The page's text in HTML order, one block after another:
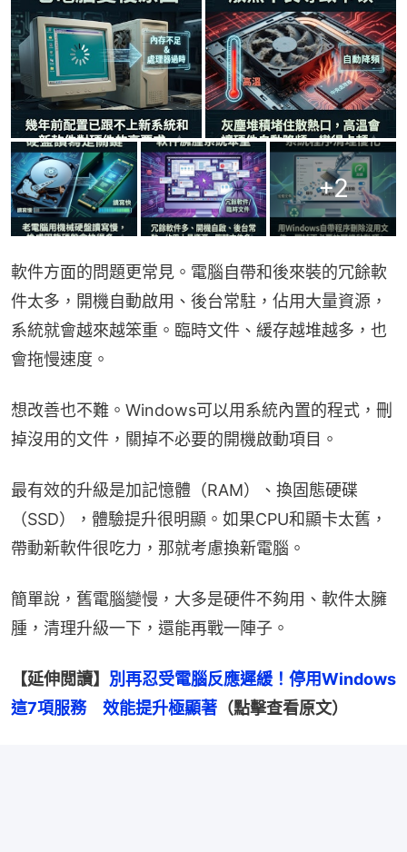
+2
軟件方面的問題更常見。電腦自帶和後來裝的冗餘軟
件太多，開機自動啟用、後台常駐，佔用大量資源，
系統就會越來越笨重。臨時文件、緩存越堆越多，也
會拖慢速度。
想改善也不難。Windows可以用系統內置的程式，刪
掉沒用的文件，關掉不必要的開機啟動項目。
最有效的升級是加記憶體（RAM）、換固態硬碟
（SSD），體驗提升很明顯。如果CPU和顯卡太舊，
帶動新軟件很吃力，那就考慮換新電腦。
簡單說，舊電腦變慢，大多是硬件不夠用、軟件太臃
腫，清理升級一下，還能再戰一陣子。
【延伸閲讀】 別再忍受電腦反應遲緩！停用Windows
這7項服務　效能提升極顯著 （點擊查看原文）